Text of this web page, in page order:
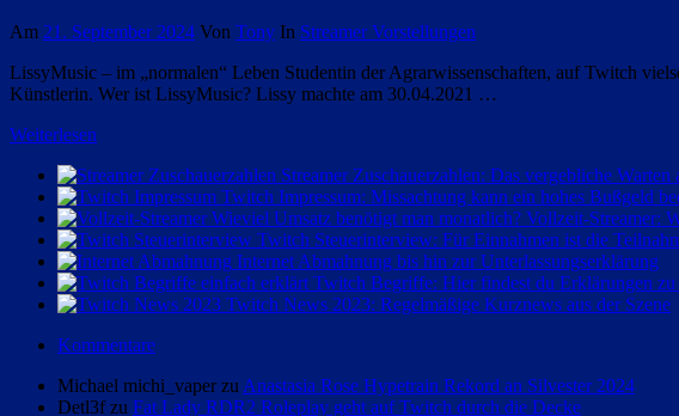
Am 21. September 2024 Von Tony In Streamer Vorstellungen
LissyMusic – im „normalen“ Leben Studentin der Agrarwissenschaften, auf Twitch
Künstlerin. Wer ist LissyMusic? Lissy machte am 30.04.2021 …
Weiterlesen
Streamer Zuschauerzahlen: Das vergebliche
Twitch Impressum: Missachtung kann ein hohes Bußgeld
Vollzeit-Streamer:
Twitch Steuerinterview: Für Einnahmen ist die
Internet Abmahnung bis hin zur Unterlassungserklärung
Twitch Begriffe: Hier findest du Erklärungen zu
Twitch News 2023: Regelmäßige Kurznews aus der Szene
Kommentare
Michael michi_vaper zuAnastasia Rose Hypetrain Rekord an Silvester 2024
Detl3f zu Fat Lady RDR2 Roleplay geht auf Twitch durch die Decke